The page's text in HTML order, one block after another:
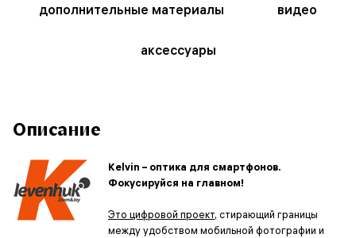
дополнительные материалы видео
аксессуары
Описание
Kelvin – оптика для смартфонов.
Фокусируйся на главном!
Это цифровой проект, стирающий границы
между удобством мобильной фотографии и